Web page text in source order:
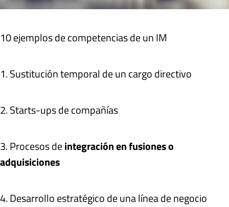
10 ejemplos de competencias de un IM
1. Sustitución temporal de un cargo directivo
2. Starts-ups de compañías
3. Procesos deintegración en fusiones o
adquisiciones
4. Desarrollo estratégico de una línea de negocio